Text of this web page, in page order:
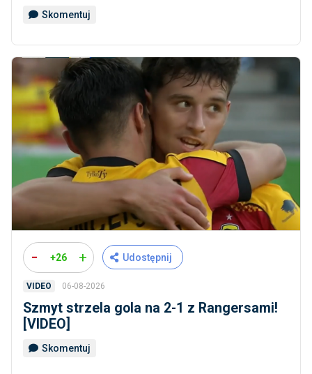
Skomentuj
- +26 + Udostępnij
VIDEO 06-08-2026
Szmyt strzela gola na 2-1 z Rangersami!
[VIDEO]
Skomentuj